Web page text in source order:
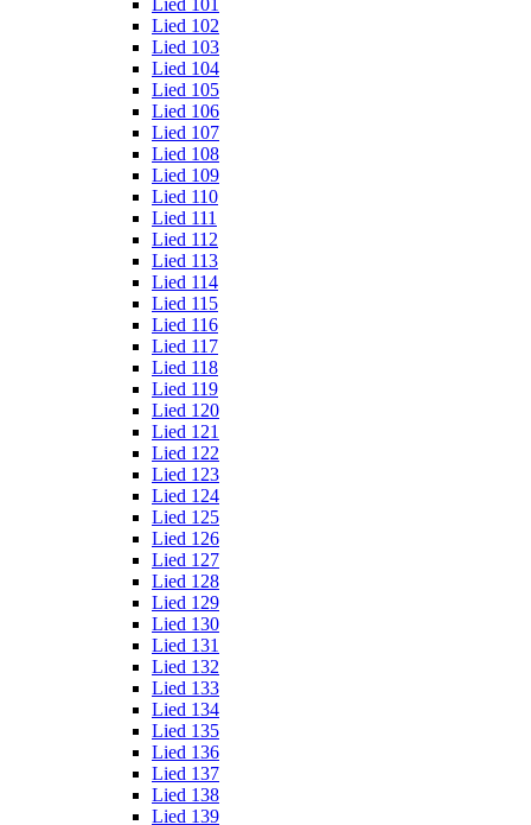
Lied 101
Lied 102
Lied 103
Lied 104
Lied 105
Lied 106
Lied 107
Lied 108
Lied 109
Lied 110
Lied 111
Lied 112
Lied 113
Lied 114
Lied 115
Lied 116
Lied 117
Lied 118
Lied 119
Lied 120
Lied 121
Lied 122
Lied 123
Lied 124
Lied 125
Lied 126
Lied 127
Lied 128
Lied 129
Lied 130
Lied 131
Lied 132
Lied 133
Lied 134
Lied 135
Lied 136
Lied 137
Lied 138
Lied 139